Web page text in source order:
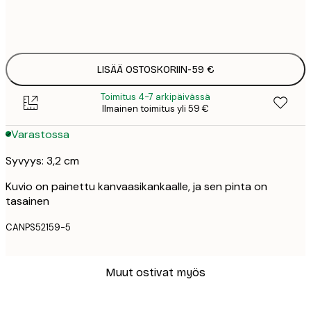
LISÄÄ OSTOSKORIIN-59 €
Toimitus 4-7 arkipäivässä
Ilmainen toimitus yli 59 €
Varastossa
Syvyys: 3,2 cm
Kuvio on painettu kanvaasikankaalle, ja sen pinta on
tasainen
CANPS52159-5
Muut ostivat myös